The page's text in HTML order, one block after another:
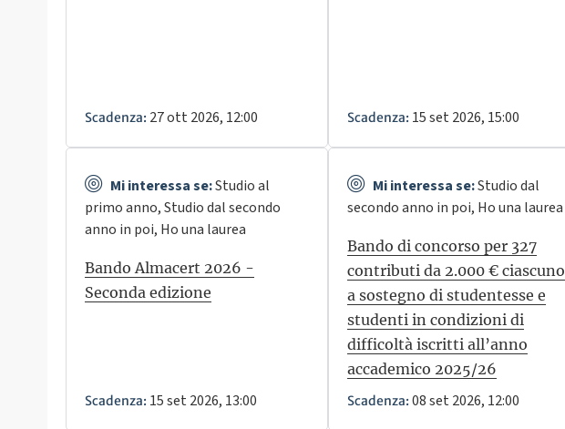
Scadenza: 27 ott 2026, 12:00 Scadenza: 15 set 2026, 15:00
Mi interessa se:Studio al
primo anno, Studio dal secondo
anno in poi, Ho una laurea
Bando Almacert 2026 -
Seconda edizione
Scadenza: 15 set 2026, 13:00
Mi interessa se:Studio dal
secondo anno in poi, Ho una laurea
Bando di concorso per 327
contributi da 2.000 € ciascuno
a sostegno di studentesse e
studenti in condizioni di
difficoltà iscritti all’anno
accademico 2025/26
Scadenza: 08 set 2026, 12:00